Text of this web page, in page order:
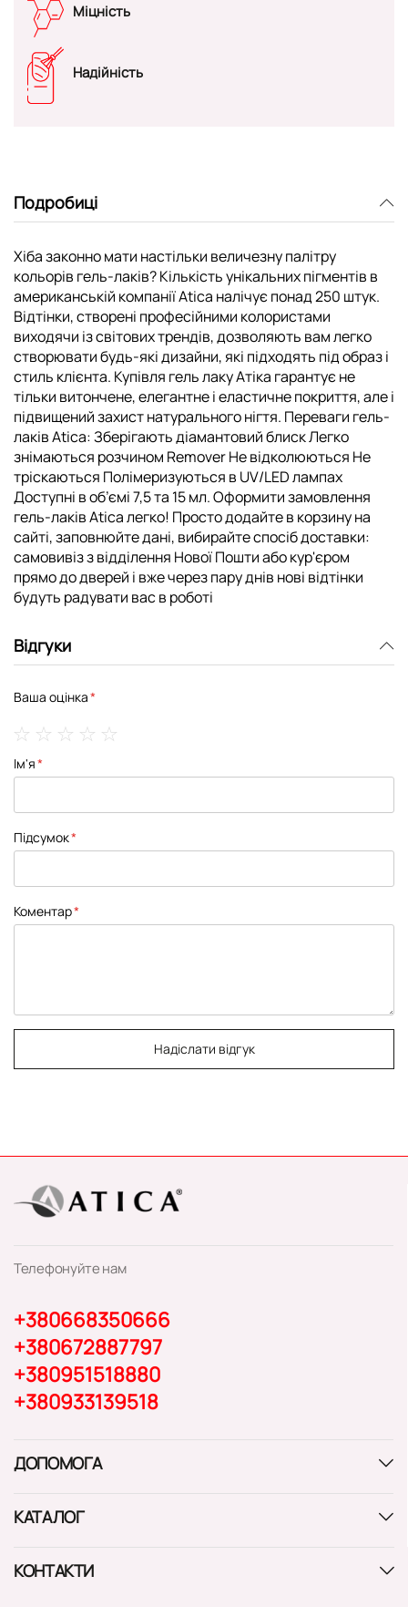
Міцність
Надійність
Подробиці
Хіба законно мати настільки величезну палітру
кольорів гель-лаків? Кількість унікальних пігментів в
американській компанії Atica налічує понад 250 штук.
Відтінки, створені професійними колористами
виходячи із світових трендів, дозволяють вам легко
створювати будь-які дизайни, які підходять під образ і
стиль клієнта. Купівля гель лаку Атіка гарантує не
тільки витончене, елегантне і еластичне покриття, але і
підвищений захист натурального нігтя. Переваги гель-
лаків Atica: Зберігають діамантовий блиск Легко
знімаються розчином Remover Не відколюються Не
тріскаються Полімеризуються в UV/LED лампах
Доступні в об’ємі 7,5 та 15 мл. Оформити замовлення
гель-лаків Atica легко! Просто додайте в корзину на
сайті, заповнюйте дані, вибирайте спосіб доставки:
самовивіз з відділення Нової Пошти або кур'єром
прямо до дверей і вже через пару днів нові відтінки
будуть радувати вас в роботі
Відгуки
Ваша оцінка
star
stars
stars
stars
stars
Ім'я
Підсумок
Коментар
Надіслати відгук
Телефонуйте нам
+380668350666
+380672887797
+380951518880
+380933139518
ДОПОМОГА
КАТАЛОГ
КОНТАКТИ